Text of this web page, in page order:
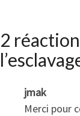
2
jmak
Merci pour